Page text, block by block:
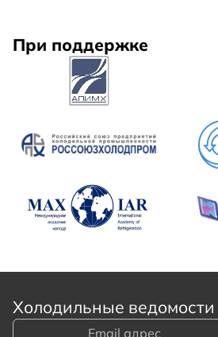
При поддержке
Холодильные ведомости